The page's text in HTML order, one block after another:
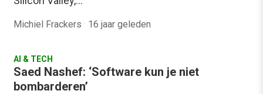
Michiel Frackers · 16 jaar geleden
AI & TECH
Saed Nashef: ‘Software kun je niet
bombarderen’